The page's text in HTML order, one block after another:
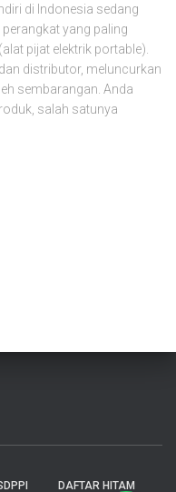
di Indonesia sedang
yang paling
pijat elektrik portable).
distributor, meluncurkan
sembarangan. Anda
salah satunya
DAFTAR HITAM